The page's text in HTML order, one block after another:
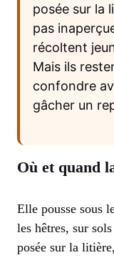
posée sur la
pas
récoltent
Mais ils
confondre
gâcher un
Où et quand
Elle pousse sous
les hêtres, sur
posée sur la